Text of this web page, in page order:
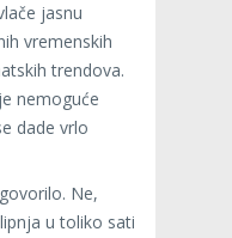
jasnu
vremenskih
trendova.
nemoguće
dade vrlo
Ne,
u toliko sati